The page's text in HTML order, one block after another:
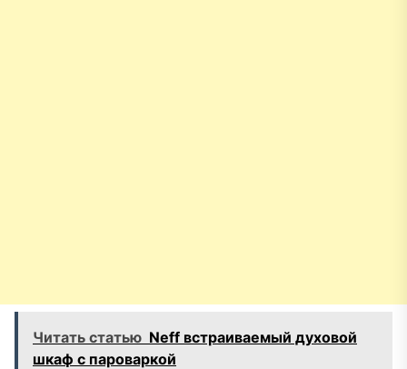
Читать статью Neff встраиваемый духовой
шкаф с пароваркой